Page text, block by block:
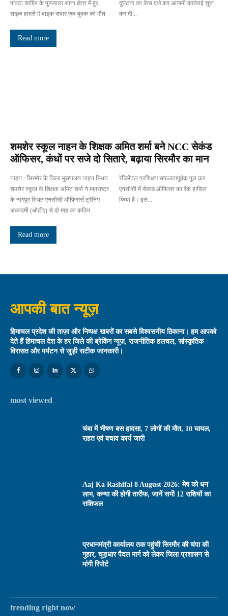
पांवटा साहिब के पुरूवाला थाना क्षेत्र में हुए
सड़क हादसे में बाइक सवार एक युवक की मौत
दुर्घटना का केस दर्ज कर आगामी कार्रवाई शुरू
कर दी...
Read more
शमशेर स्कूल नाहन के शिक्षक अमित शर्मा बने NCC सेकंड
ऑफिसर, कंधों पर सजे दो सितारे, बढ़ाया सिरमौर का मान
नाहन : सिरमौर के जिला मुख्यालय नाहन स्थित
शमशेर स्कूल के शिक्षक अमित शर्मा ने महाराष्ट्र
के नागपुर स्थित एनसीसी ऑफिसर्स ट्रेनिंग
अकादमी (ओटीए) से दो माह का कठिन
रेजिमेंटल प्रशिक्षण सफलतापूर्वक पूरा कर
एनसीसी में सेकंड ऑफिसर का रैंक हासिल
किया है। इस...
Read more
आपकी बात न्यूज़
हिमाचल प्रदेश की ताज़ा और निष्पक्ष खबरों का सबसे विश्वसनीय ठिकाना। हम आपको
देते हैं हिमाचल देश के हर जिले की ब्रेकिंग न्यूज़, राजनीतिक हलचल, सांस्कृतिक
विरासत और पर्यटन से जुड़ी सटीक जानकारी।
most viewed
चंबा में भीषण बस हादसा, 7 लोगों की मौत, 10 घायल,
राहत एवं बचाव कार्य जारी
Aaj Ka Rashifal 8 August 2026: मेष को धन
लाभ, कन्या की होगी तारीफ, जानें सभी 12 राशियों का
राशिफल
प्रधानमंत्री कार्यालय तक पहुंची सिरमौर की चंपा की
गुहार, चूड़धार पैदल मार्ग को लेकर जिला प्रशासन से
मांगी रिपोर्ट
trending right now